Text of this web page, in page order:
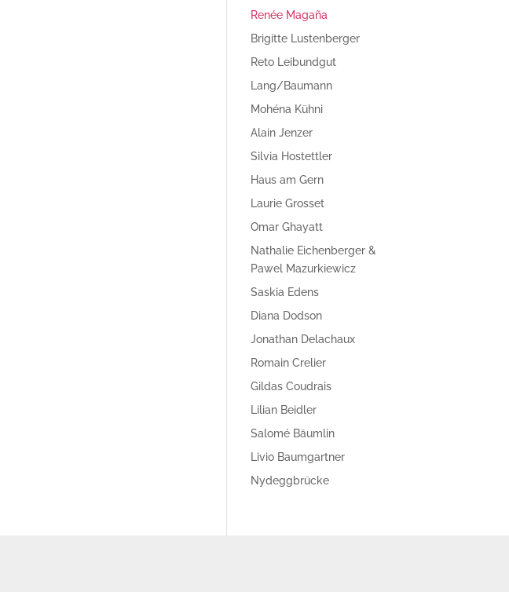
Renée Magaña
Brigitte Lustenberger
Reto Leibundgut
Lang/Baumann
Mohéna Kühni
Alain Jenzer
Silvia Hostettler
Haus am Gern
Laurie Grosset
Omar Ghayatt
Nathalie Eichenberger &
Pawel Mazurkiewicz
Saskia Edens
Diana Dodson
Jonathan Delachaux
Romain Crelier
Gildas Coudrais
Lilian Beidler
Salomé Bäumlin
Livio Baumgartner
Nydeggbrücke